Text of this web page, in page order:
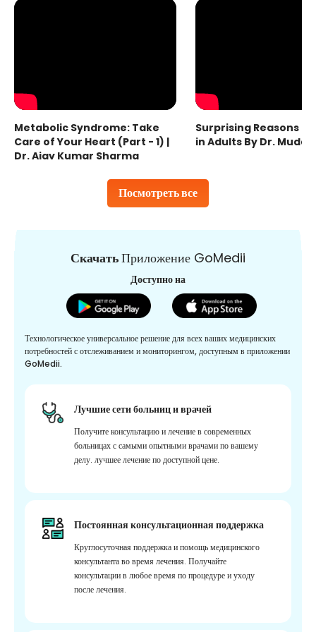
Посмотреть все
Metabolic Syndrome: Take
Care of Your Heart (Part - 1) |
Dr. Ajay Kumar Sharma
Surprising Reasons
in Adults By Dr.
СкачатьПриложение GoMedii
Доступно на
Технологическое универсальное решение для всех ваших медицинских
потребностей с отслеживанием и мониторингом, доступным в приложении
GoMedii.
Лучшие сети больниц и врачей
Получите консультацию и лечение в современных
больницах с самыми опытными врачами по вашему
делу. лучшее лечение по доступной цене.
Постоянная консультационная поддержка
Круглосуточная поддержка и помощь медицинского
консультанта во время лечения. Получайте
консультации в любое время по процедуре и уходу
после лечения.